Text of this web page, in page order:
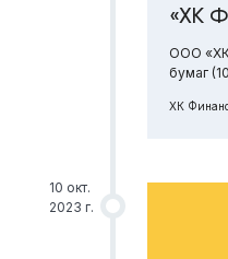
«ХК
ООО «ХК
бумаг
ХК
10 окт.
2023 г.